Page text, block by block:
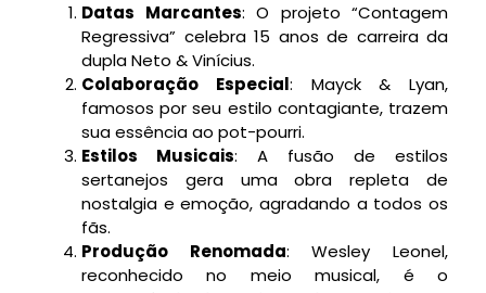
Datas Marcantes: O projeto “Contagem
Regressiva” celebra 15 anos de carreira da
dupla Neto & Vinícius.
Colaboração Especial: Mayck & Lyan,
famosos por seu estilo contagiante, trazem
sua essência ao pot-pourri.
Estilos Musicais: A fusão de estilos
sertanejos gera uma obra repleta de
nostalgia e emoção, agradando a todos os
fãs.
Produção Renomada: Wesley Leonel,
reconhecido no meio musical, é o